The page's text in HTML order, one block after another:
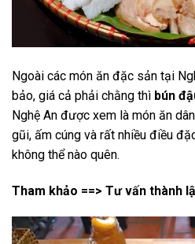
Ngoài các món ăn đặc sản tại
bảo, giá cả phải chằng thì bún
Nghệ An được xem là món ăn
gũi, ấm cúng và rất nhiều điều
không thể nào quên.
Tham khảo ==> Tư vấn thành